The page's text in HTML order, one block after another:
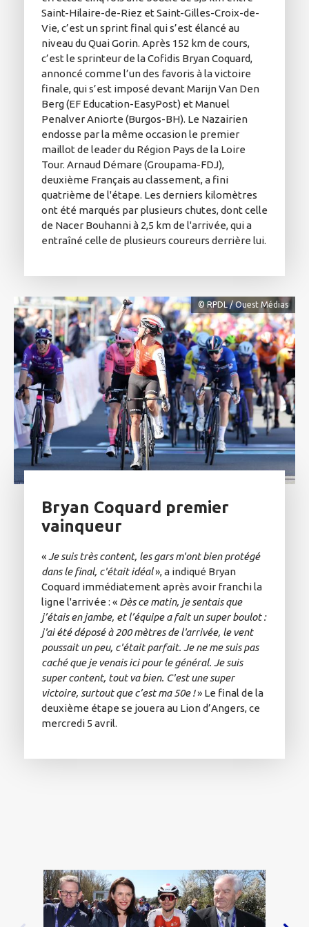
Saint-Hilaire-de-Riez et Saint-Gilles-Croix-de-
Vie, c’est un sprint final qui s’est élancé au
niveau du Quai Gorin. Après 152 km de cours,
c’est le sprinteur de la Cofidis Bryan Coquard,
annoncé comme l’un des favoris à la victoire
finale, qui s’est imposé devant Marijn Van Den
Berg (EF Education-EasyPost) et Manuel
Penalver Aniorte (Burgos-BH). Le Nazairien
endosse par la même occasion le premier
maillot de leader du Région Pays de la Loire
Tour. Arnaud Démare (Groupama-FDJ),
deuxième Français au classement, a fini
quatrième de l'étape. Les derniers kilomètres
ont été marqués par plusieurs chutes, dont celle
de Nacer Bouhanni à 2,5 km de l'arrivée, qui a
entraîné celle de plusieurs coureurs derrière lui.
© RPDL / Ouest Médias
Bryan Coquard premier
vainqueur
«Je suis très content, les gars m'ont bien protégé
dans le final, c'était idéal», a indiqué Bryan
Coquard immédiatement après avoir franchi la
ligne l'arrivée : « Dès ce matin, je sentais que
j’étais en jambe, et l’équipe a fait un super boulot :
j'ai été déposé à 200 mètres de l'arrivée, le vent
poussait un peu, c'était parfait. Je ne me suis pas
caché que je venais ici pour le général. Je suis
super content, tout va bien. C'est une super
victoire, surtout que c’est ma 50e !» Le final de la
deuxième étape se jouera au Lion d’Angers, ce
mercredi 5 avril.